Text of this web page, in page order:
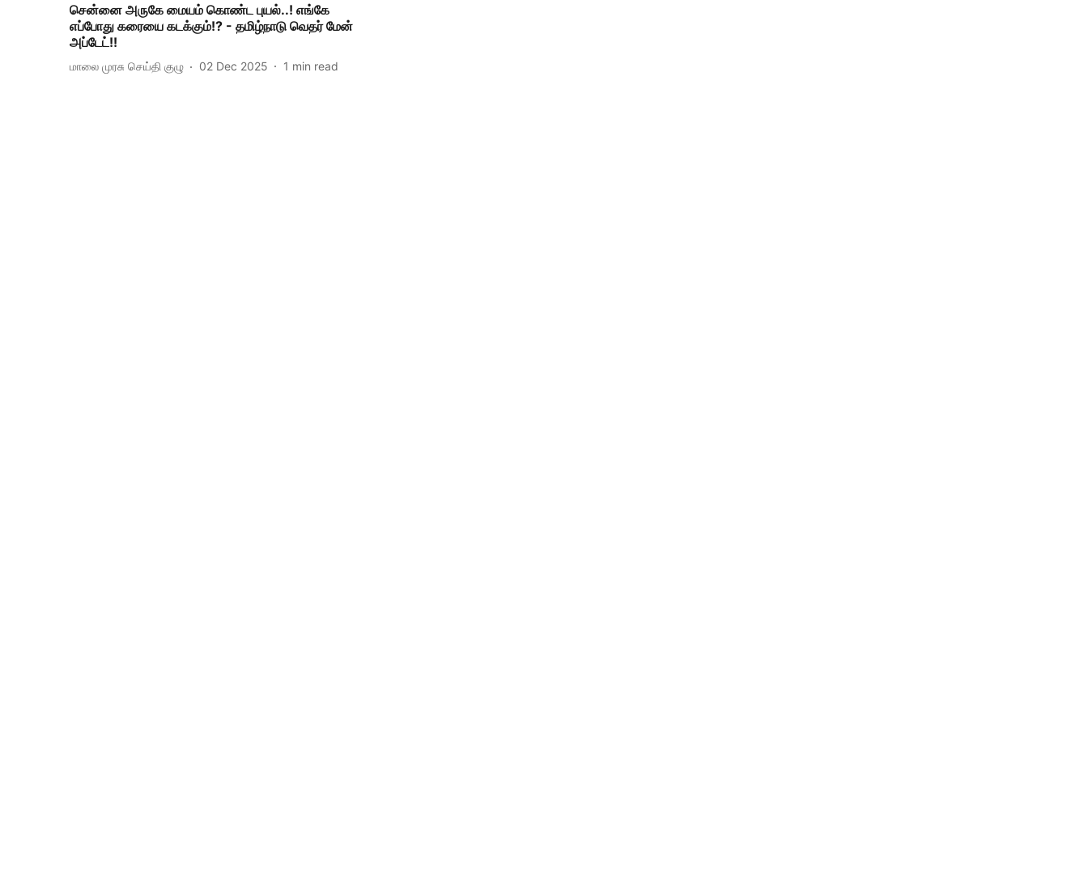
சென்னை அருகே மையம் கொண்ட புயல்..! எங்கே
எப்போது கரையை கடக்கும்!? - தமிழ்நாடு வெதர் மேன்
அப்டேட்!!
மாலை முரசு செய்தி குழு 02 Dec 2025 1 min read